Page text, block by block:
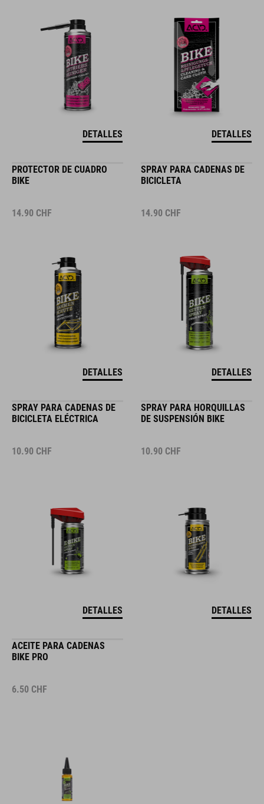
DETALLES DETALLES
PROTECTOR DE CUADRO
BIKE
14.90 CHF
DETALLES
SPRAY PARA CADENAS DE
BICICLETA
14.90 CHF
DETALLES
SPRAY PARA CADENAS DE
BICICLETA ELÉCTRICA
10.90 CHF
DETALLES
SPRAY PARA HORQUILLAS
DE SUSPENSIÓN BIKE
10.90 CHF
DETALLES
ACEITE PARA CADENAS
BIKE PRO
6.50 CHF